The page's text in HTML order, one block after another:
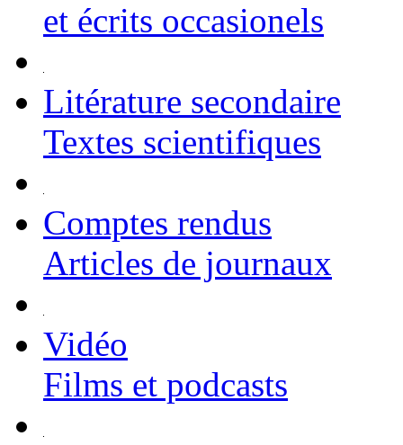
et écrits occasionels
Litérature secondaire
Textes scientifiques
Comptes rendus
Articles de journaux
Vidéo
Films et podcasts